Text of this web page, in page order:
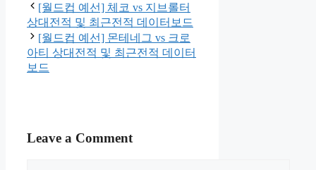
[월드컵 예선] 체코 vs 지브롤터
상대전적 및 최근전적 데이터보드
[월드컵 예선] 몬테네그 vs 크로
아티 상대전적 및 최근전적 데이터
보드
Leave a Comment